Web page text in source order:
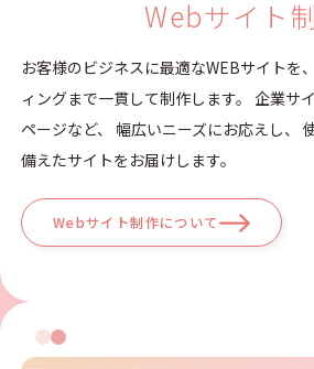
Webサイト
お客様のビジネスに最適なWEBサイトを
ィングまで一貫して制作します。 企業サ
ページなど、 幅広いニーズにお応えし、
備えたサイトをお届けします。
Webサイト制作について